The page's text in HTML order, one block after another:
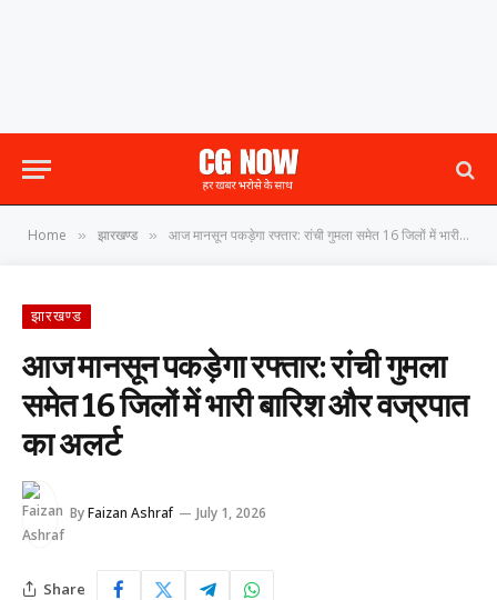
Home » झारखण्ड » आज मानसून पकड़ेगा रफ्तार: रांची गुमला समेत 16 जिलों में भारी बारिश और वज्रपात का अलर्ट
झारखण्ड
आज मानसून पकड़ेगा रफ्तार: रांची गुमला
समेत 16 जिलों में भारी बारिश और वज्रपात
का अलर्ट
ByFaizan Ashraf July 1, 2026
Share